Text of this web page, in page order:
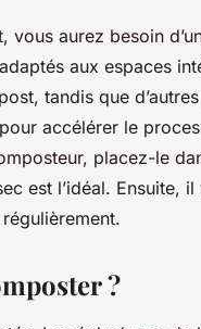
vous aurez besoin
aux espaces
tandis que
accélérer le
placez-le
est l’idéal. Ensuite,
?